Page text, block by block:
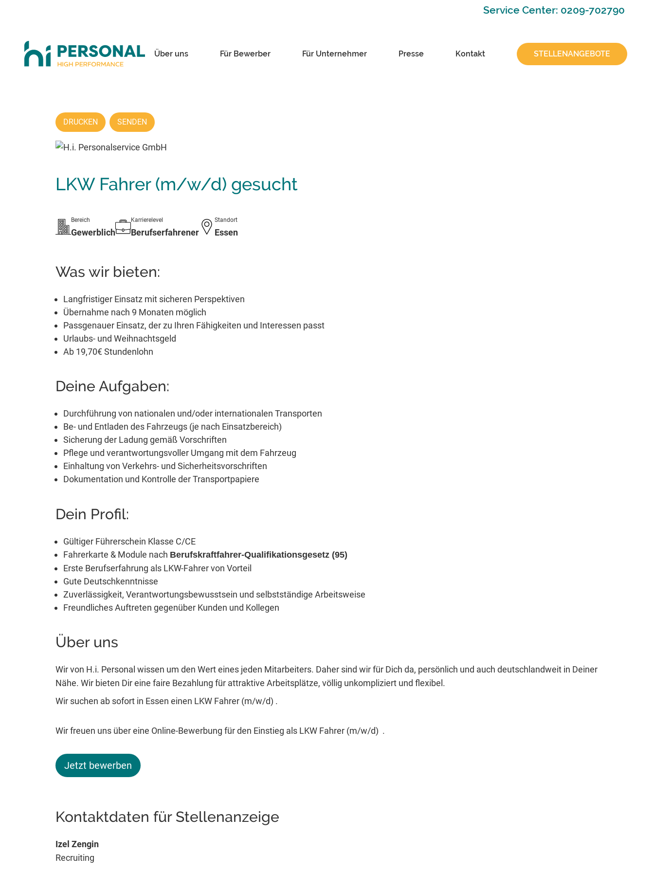
Service Center: 0209-702790
Über uns Für Bewerber Für Unternehmer Presse Kontakt STELLENANGEBOTE
DRUCKEN SENDEN
LKW Fahrer (m/w/d) gesucht
Bereich
Gewerblich
Karrierelevel
Berufserfahrener
Standort
Essen
Was wir bieten:
Langfristiger Einsatz mit sicheren Perspektiven
Übernahme nach 9 Monaten möglich
Passgenauer Einsatz, der zu Ihren Fähigkeiten und Interessen passt
Urlaubs- und Weihnachtsgeld
Ab 19,70€ Stundenlohn
Deine Aufgaben:
Durchführung von nationalen und/oder internationalen Transporten
Be- und Entladen des Fahrzeugs (je nach Einsatzbereich)
Sicherung der Ladung gemäß Vorschriften
Pflege und verantwortungsvoller Umgang mit dem Fahrzeug
Einhaltung von Verkehrs- und Sicherheitsvorschriften
Dokumentation und Kontrolle der Transportpapiere
Dein Profil:
Gültiger Führerschein Klasse C/CE
Fahrerkarte & Module nach Berufskraftfahrer-Qualifikationsgesetz (95)
Erste Berufserfahrung als LKW-Fahrer von Vorteil
Gute Deutschkenntnisse
Zuverlässigkeit, Verantwortungsbewusstsein und selbstständige Arbeitsweise
Freundliches Auftreten gegenüber Kunden und Kollegen
Über uns
Wir von H.i. Personal wissen um den Wert eines jeden Mitarbeiters. Daher sind wir für Dich da, persönlich und auch deutschlandweit in Deiner
Nähe. Wir bieten Dir eine faire Bezahlung für attraktive Arbeitsplätze, völlig unkompliziert und flexibel.
Wir suchen ab sofort in Essen einen LKW Fahrer (m/w/d) .
Wir freuen uns über eine Online-Bewerbung für den Einstieg als LKW Fahrer (m/w/d) .
Jetzt bewerben
Kontaktdaten für Stellenanzeige
Izel Zengin
Recruiting